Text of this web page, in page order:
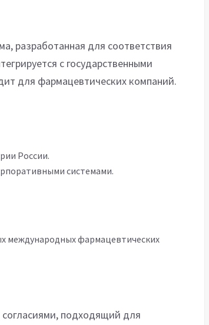
разработанная для соответствия
с государственными
для фармацевтических компаний.
России.
системами.
международных фармацевтических
согласиями, подходящий для